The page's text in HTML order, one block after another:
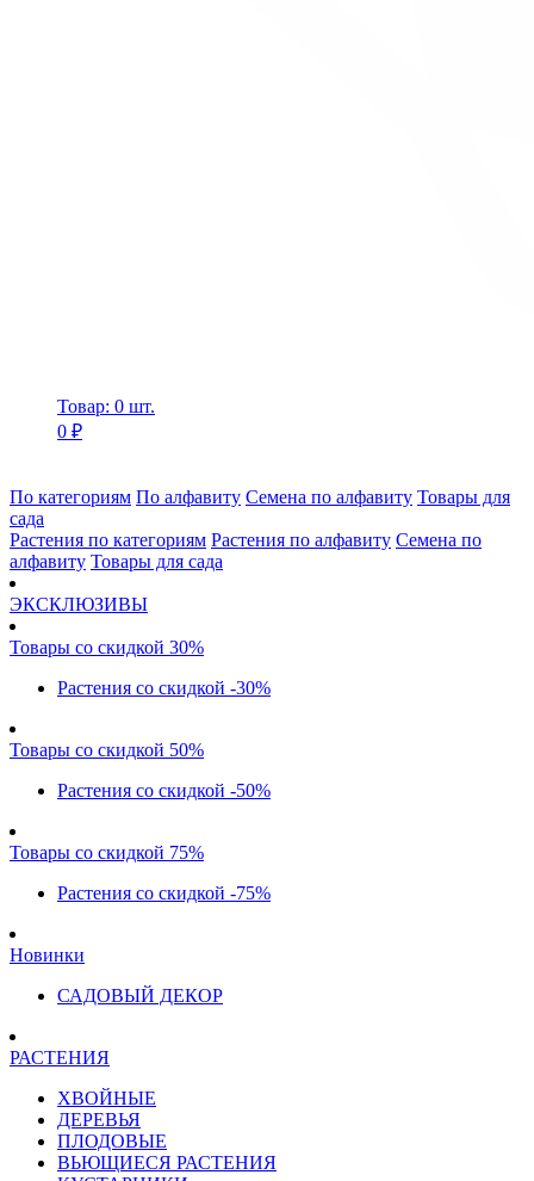
Товар: 0 шт.
0 ₽
По категориям По алфавиту Семена по алфавиту Товары для
сада
Растения по категориям Растения по алфавиту Семена по
алфавиту Товары для сада
ЭКСКЛЮЗИВЫ
Товары со скидкой 30%
Растения со скидкой -30%
Товары со скидкой 50%
Растения со скидкой -50%
Товары со скидкой 75%
Растения со скидкой -75%
Новинки
САДОВЫЙ ДЕКОР
РАСТЕНИЯ
ХВОЙНЫЕ
ДЕРЕВЬЯ
ПЛОДОВЫЕ
ВЬЮЩИЕСЯ РАСТЕНИЯ